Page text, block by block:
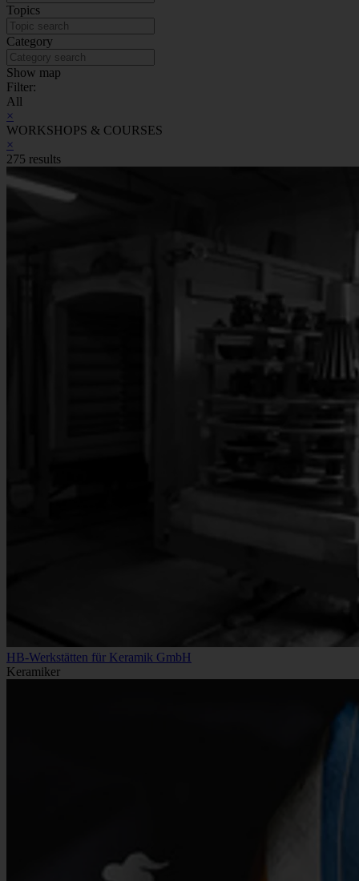
Topics
Category
Show map
Filter:
All
×
WORKSHOPS & COURSES
×
275 results
HB-Werkstätten für Keramik GmbH
Keramiker